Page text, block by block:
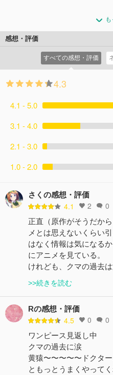
ガパンクと知り、興奮す
クター・ベガパンクが美
感想・評価
すべての感想・評価
4.3
4.1 - 5.0
3.1 - 4.0
2.1 - 3.0
1.0 - 2.0
さくの感想・評価
4.1 2 0
正直（原作がそうだか
メとは思えないくらい
はなく情報は気になる
にアニメを見ている。
けれども、クマの過去
>>続きを読む
Rの感想・評価
4.5 0 0
ワンピース見返し中
クマの過去に涙
黄猿〜〜〜〜〜ドクタ
ともっとうまくやって